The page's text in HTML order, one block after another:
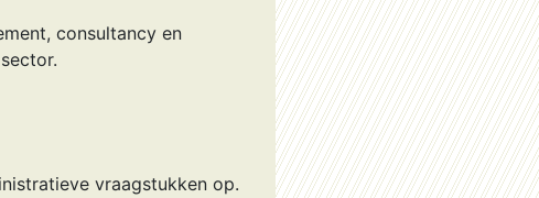
consultancy en
vraagstukken op.